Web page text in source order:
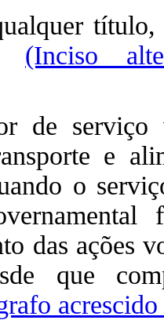
título,
(Inciso
de serviço
e
o
das ações
que